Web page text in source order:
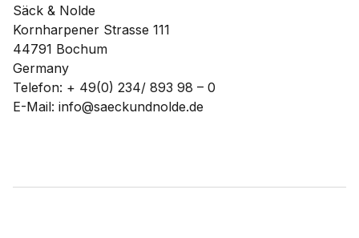
Säck & Nolde
Kornharpener Strasse 111
44791 Bochum
Germany
Telefon: + 49(0) 234/ 893 98 – 0
E-Mail: info@saeckundnolde.de